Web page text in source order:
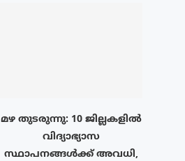
മഴ തുടരുന്നു: 10 ജില്ലകളിൽ
വിദ്യാഭ്യാസ
സ്ഥാപനങ്ങൾക്ക് അവധി,